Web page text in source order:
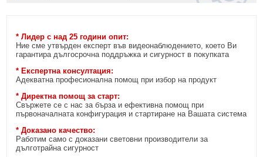
* Лидер с над 25 години опит:
Ние сме утвърден експерт във видеонаблюдението, което Ви
гарантира дългосрочна поддръжка и сигурност в покупката
* Експертна консултация:
Адекватна професионална помощ при избор на продукт
* Директна помощ за старт:
Свържете се с нас за бърза и ефективна помощ при
първоначалната конфигурация и стартиране на Вашата система
* Доказано качество:
Работим само с доказани световни производители за
дълготрайна сигурност